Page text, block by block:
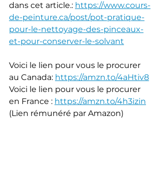
dans cet article.: https://www.cours-
de-peinture.ca/post/pot-pratique-
pour-le-nettoyage-des-pinceaux-
et-pour-conserver-le-solvant
Voici le lien pour vous le procurer
au Canada: https://amzn.to/4aHtiv8
Voici le lien pour vous le procurer
en France : https://amzn.to/4h3izin
(Lien rémunéré par Amazon)